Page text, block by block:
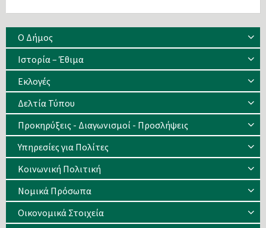
Ο Δήμος
Ιστορία – Έθιμα
Eκλογές
Δελτία Τύπου
Προκηρύξεις - Διαγωνισμοί - Προσλήψεις
Υπηρεσίες για Πολίτες
Κοινωνική Πολιτική
Νομικά Πρόσωπα
Οικονομικά Στοιχεία